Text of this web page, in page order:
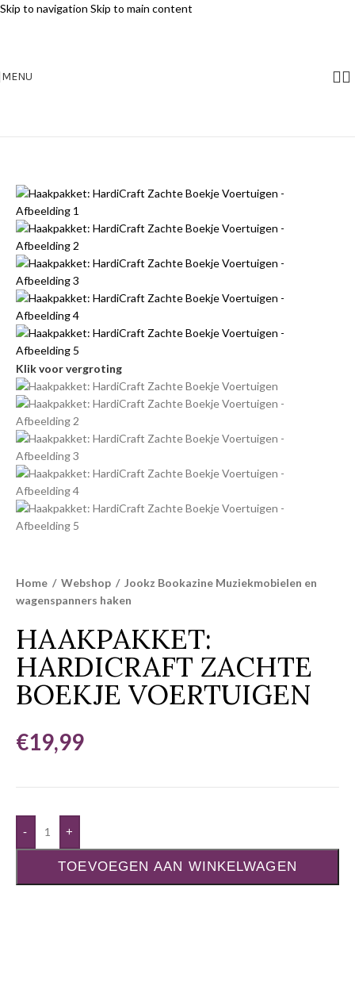
Skip to navigation Skip to main content
MENU
Klik voor vergroting
Home / Webshop / Jookz Bookazine Muziekmobielen en
wagenspanners haken
HAAKPAKKET:
HARDICRAFT ZACHTE
BOEKJE VOERTUIGEN
€19,99
- +
TOEVOEGEN AAN WINKELWAGEN